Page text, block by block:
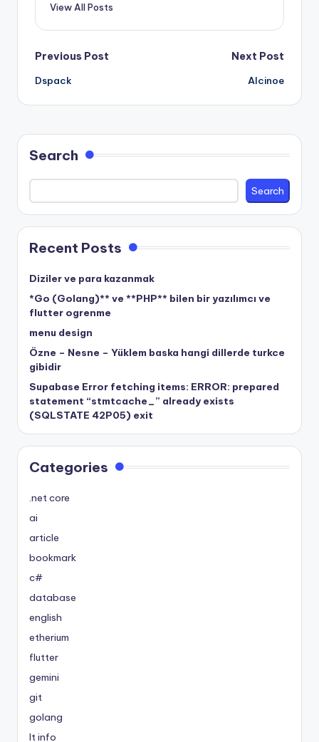
View All Posts
Post
navigation
Previous Post
Dspack
Next Post
Alcinoe
Search
Search
Recent Posts
Diziler ve para kazanmak
*Go (Golang)** ve **PHP** bilen bir yazılımcı ve
flutter ogrenme
menu design
Özne – Nesne – Yüklem baska hangi dillerde turkce
gibidir
Supabase Error fetching items: ERROR: prepared
statement “stmtcache_” already exists
(SQLSTATE 42P05) exit
Categories
.net core
ai
article
bookmark
c#
database
english
etherium
flutter
gemini
git
golang
It info